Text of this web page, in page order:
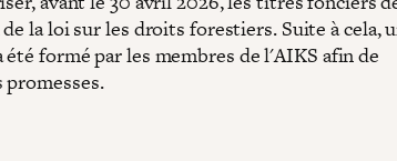
la loi sur les droits forestiers. Suite à cela,
formé par les membres de l'AIKS afin de